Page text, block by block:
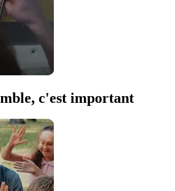
c'est important